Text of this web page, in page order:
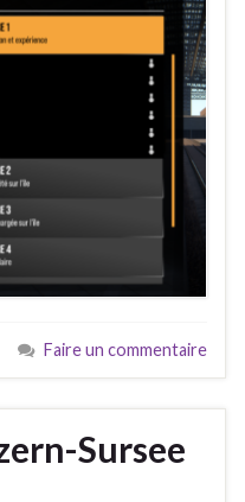
Faire un commentaire
Sursee